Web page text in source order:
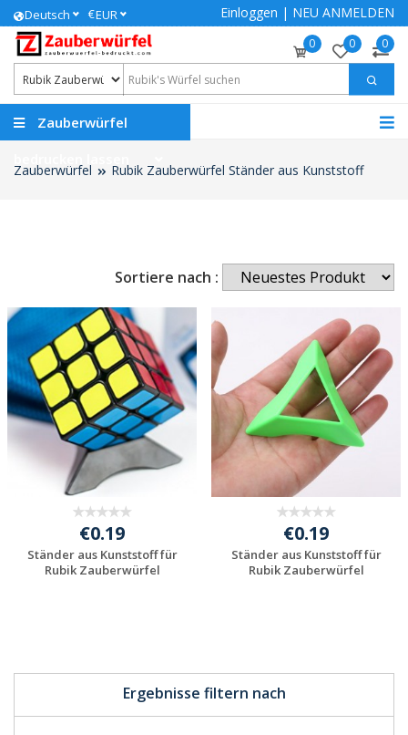
Deutsch €EUR Einloggen | NEU ANMELDEN
0 0 0
Zauberwürfel
Zauberwürfel Rubik Zauberwürfel Ständer aus Kunststoff
Ergebnisse filtern nach
Sortiere nach :
€0.19
Ständer aus Kunststoff für
Rubik Zauberwürfel
€0.19
Ständer aus Kunststoff für
Rubik Zauberwürfel